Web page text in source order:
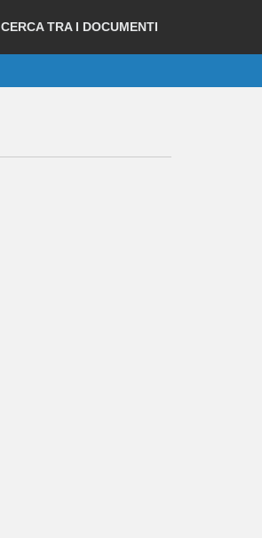
CERCA TRA I DOCUMENTI